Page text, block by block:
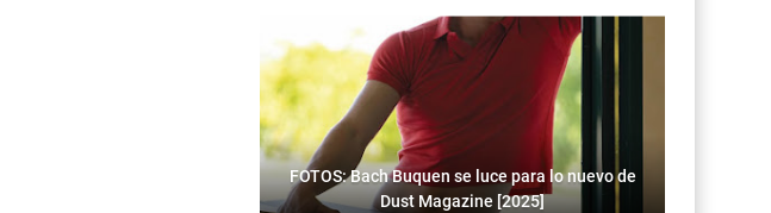
FOTOS: Bach Buquen se luce para lo nuevo de
Dust Magazine [2025]